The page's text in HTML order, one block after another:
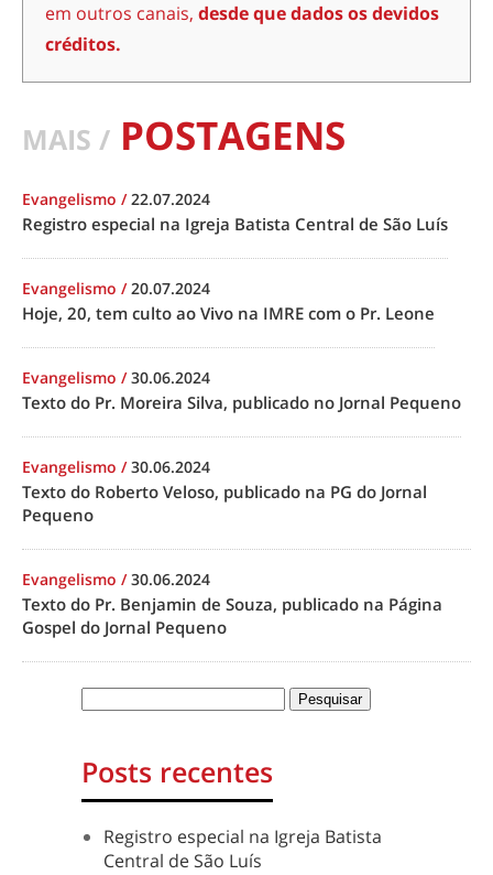
em outros canais, desde que dados os devidos
créditos.
MAIS / POSTAGENS
Evangelismo /22.07.2024
Registro especial na Igreja Batista Central de São Luís
Evangelismo /20.07.2024
Hoje, 20, tem culto ao Vivo na IMRE com o Pr. Leone
Evangelismo /30.06.2024
Texto do Pr. Moreira Silva, publicado no Jornal Pequeno
Evangelismo /30.06.2024
Texto do Roberto Veloso, publicado na PG do Jornal
Pequeno
Evangelismo /30.06.2024
Texto do Pr. Benjamin de Souza, publicado na Página
Gospel do Jornal Pequeno
Posts recentes
Registro especial na Igreja Batista
Central de São Luís